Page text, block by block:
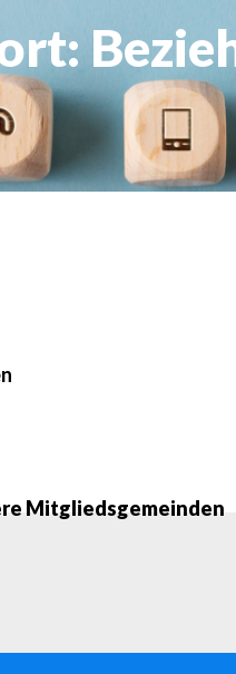
Mitgliedsgemeinden